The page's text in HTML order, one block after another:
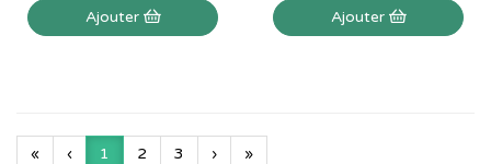
Ajouter Ajouter
« ‹ 1 2 3 › »